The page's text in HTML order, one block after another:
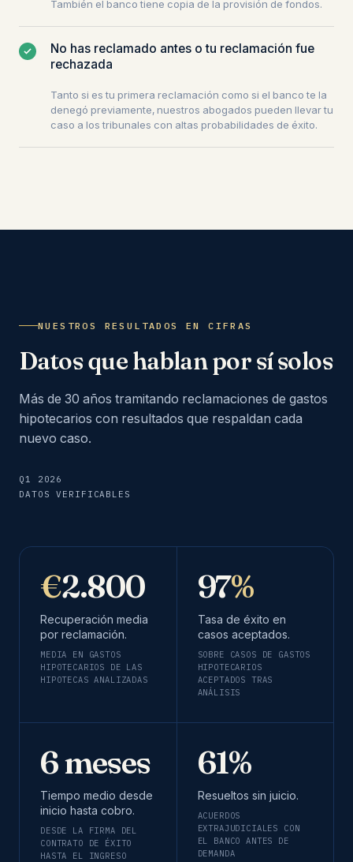
También el banco tiene copia de la provisión de fondos.
No has reclamado antes o tu reclamación fue
rechazada
Tanto si es tu primera reclamación como si el banco te la
denegó previamente, nuestros abogados pueden llevar tu
caso a los tribunales con altas probabilidades de éxito.
NUESTROS RESULTADOS EN CIFRAS
Datos que hablan por sí solos
Más de 30 años tramitando reclamaciones de gastos
hipotecarios con resultados que respaldan cada
nuevo caso.
Q1 2026
DATOS VERIFICABLES
€2.800
Recuperación media
por reclamación.
MEDIA EN GASTOS
HIPOTECARIOS DE LAS
HIPOTECAS ANALIZADAS
97%
Tasa de éxito en
casos aceptados.
SOBRE CASOS DE GASTOS
HIPOTECARIOS
ACEPTADOS TRAS
ANÁLISIS
6 meses
Tiempo medio desde
inicio hasta cobro.
DESDE LA FIRMA DEL
CONTRATO DE ÉXITO
HASTA EL INGRESO
61%
Resueltos sin juicio.
ACUERDOS
EXTRAJUDICIALES CON
EL BANCO ANTES DE
DEMANDA